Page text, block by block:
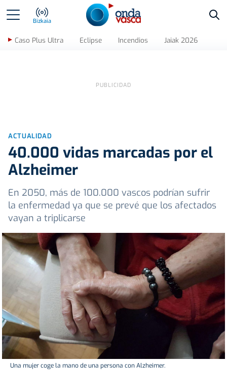
Bizkaia
Caso Plus Ultra Eclipse Incendios Jaiak 2026
ACTUALIDAD
40.000 vidas marcadas por el
Alzheimer
En 2050, más de 100.000 vascos podrían sufrir
la enfermedad ya que se prevé que los afectados
vayan a triplicarse
Una mujer coge la mano de una persona con Alzheimer.